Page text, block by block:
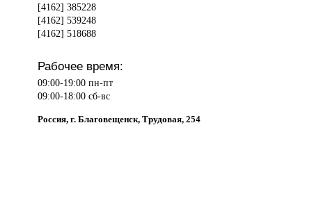
[4162] 385228
[4162] 539248
[4162] 518688
Рабочее время:
09:00-19:00 пн-пт
09:00-18:00 сб-вс
Россия, г. Благовещенск, Трудовая, 254